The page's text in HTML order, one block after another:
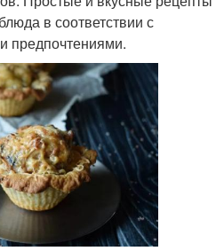
в соответствии с
предпочтениями.